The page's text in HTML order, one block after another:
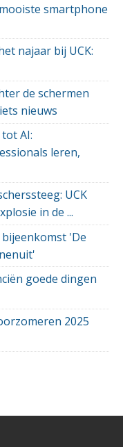
smartphone
najaar bij UCK:
de schermen
nieuws
AI:
leren,
UCK
in de ...
'De
goede dingen
2025